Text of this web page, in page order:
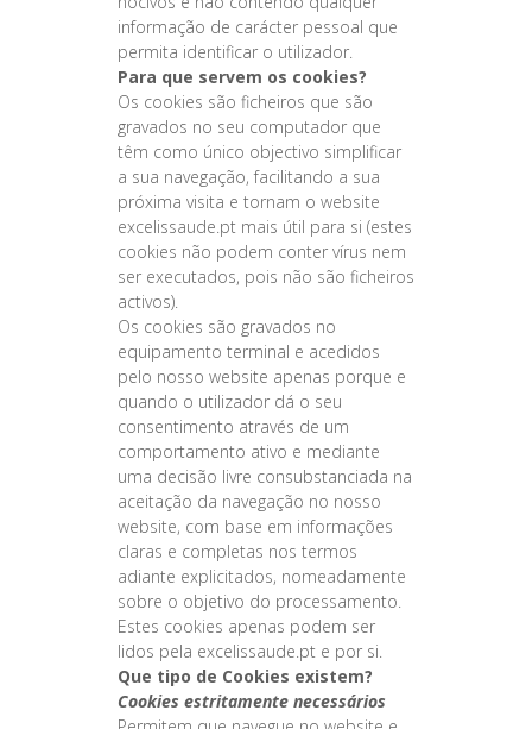
informação de carácter pessoal que
permita identificar o utilizador.
Para que servem os cookies?
Os cookies são ficheiros que são
gravados no seu computador que
têm como único objectivo simplificar
a sua navegação, facilitando a sua
próxima visita e tornam o website
excelissaude.pt mais útil para si (estes
cookies não podem conter vírus nem
ser executados, pois não são ficheiros
activos).
Os cookies são gravados no
equipamento terminal e acedidos
pelo nosso website apenas porque e
quando o utilizador dá o seu
consentimento através de um
comportamento ativo e mediante
uma decisão livre consubstanciada na
aceitação da navegação no nosso
website, com base em informações
claras e completas nos termos
adiante explicitados, nomeadamente
sobre o objetivo do processamento.
Estes cookies apenas podem ser
lidos pela excelissaude.pt e por si.
Que tipo de Cookies existem?
Cookies estritamente necessários